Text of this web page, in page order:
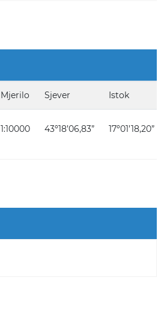
Mjerilo Sjever Istok
1:10000 43º18’06,83” 17º01’18,20”